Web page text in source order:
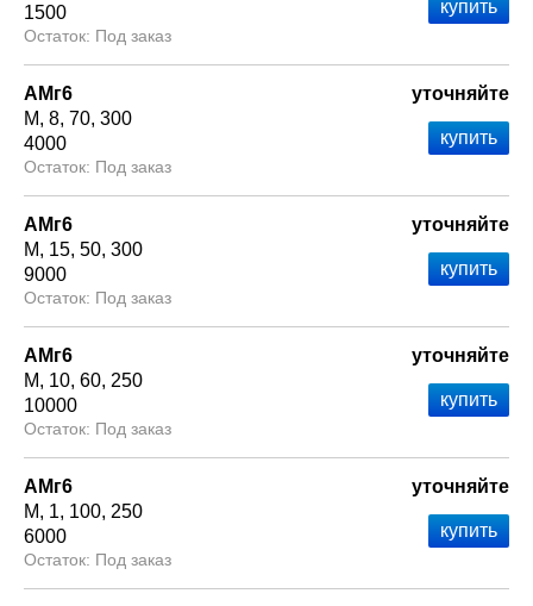
1500
Под заказ
АМг6
М 8 70 300
4000
Под заказ
уточняйте
АМг6
М
15 50 300
9000
Под заказ
уточняйте
АМг6
М
10 60 250
10000
Под заказ
уточняйте
АМг6
М
1 100 250
6000
Под заказ
уточняйте